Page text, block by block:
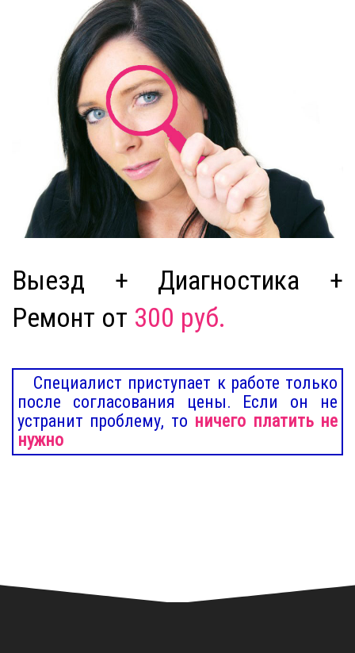
Выезд + Диагностика +
Ремонт от 300 руб.
Специалист приступает к работе только
после согласования цены. Если он не
устранит проблему, то ничего платить не
нужно